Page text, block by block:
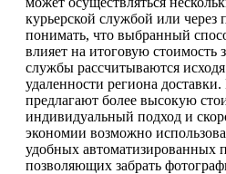
курьерской службой или
понимать, что выбранный
влияет на итоговую стоимость
службы рассчитываются
удаленности региона
предлагают более высокую
индивидуальный подход и
экономии возможно
удобных автоматизированных
позволяющих забрать